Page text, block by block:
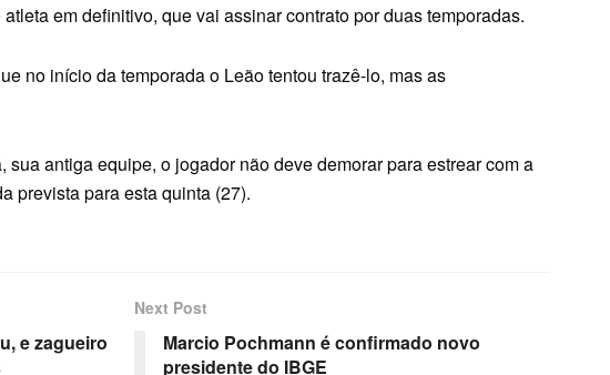
em definitivo, que vai assinar contrato por duas temporadas.
no início da temporada o Leão tentou trazê-lo, mas as
antiga equipe, o jogador não deve demorar para estrear com a
prevista para esta quinta (27).
e zagueiro
Next Post
Marcio Pochmann é confirmado novo
presidente do IBGE